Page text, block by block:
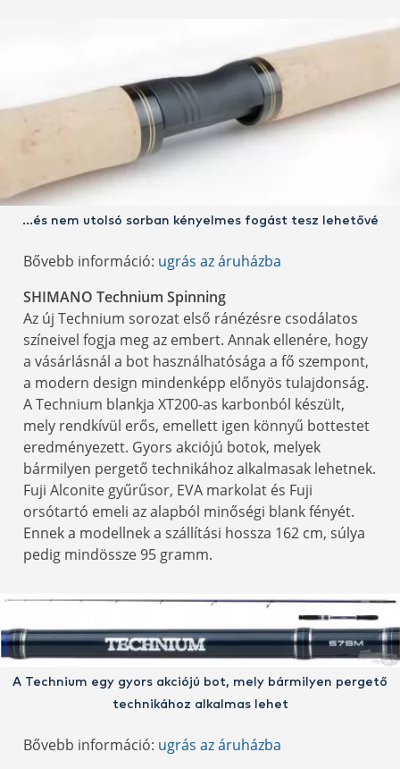
...és nem utolsó sorban kényelmes fogást tesz lehetővé
Bővebb információ: ugrás az áruházba
SHIMANO Technium Spinning
Az új Technium sorozat első ránézésre csodálatos
színeivel fogja meg az embert. Annak ellenére, hogy
a vásárlásnál a bot használhatósága a fő szempont,
a modern design mindenképp előnyös tulajdonság.
A Technium blankja XT200-as karbonból készült,
mely rendkívül erős, emellett igen könnyű bottestet
eredményezett. Gyors akciójú botok, melyek
bármilyen pergető technikához alkalmasak lehetnek.
Fuji Alconite gyűrűsor, EVA markolat és Fuji
orsótartó emeli az alapból minőségi blank fényét.
Ennek a modellnek a szállítási hossza 162 cm, súlya
pedig mindössze 95 gramm.
A Technium egy gyors akciójú bot, mely bármilyen pergető
technikához alkalmas lehet
Bővebb információ: ugrás az áruházba